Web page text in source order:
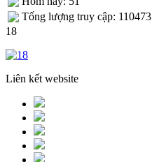
Tống lượng truy cập: 110473
18
Liên kết website